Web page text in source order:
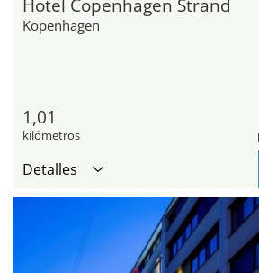
Hotel Copenhagen Strand
Kopenhagen
1,01
kilómetros
Detalles